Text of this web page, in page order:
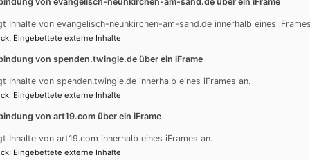
auf dem Weg zur Fusion bis
Inhalte von evangelisch-neunkirchen-am-sand.de innerhalb eines
: Eingebettete externe Inhalte
von spenden.twingle.de über ein iFrame
Inhalte von spenden.twingle.de innerhalb eines iFrames an.
: Eingebettete externe Inhalte
von art19.com über ein iFrame
Inhalte von art19.com innerhalb eines iFrames an.
: Eingebettete externe Inhalte